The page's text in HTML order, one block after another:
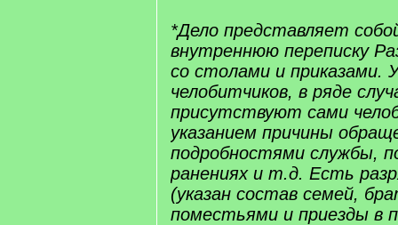
*Дело представляет
внутреннюю переписку
со столами и приказами.
челобитчиков, в ряде
присутствуют сами
указанием причины
подробностями службы,
ранениях и т.д. Есть
(указан состав семей,
поместьями и приезды в